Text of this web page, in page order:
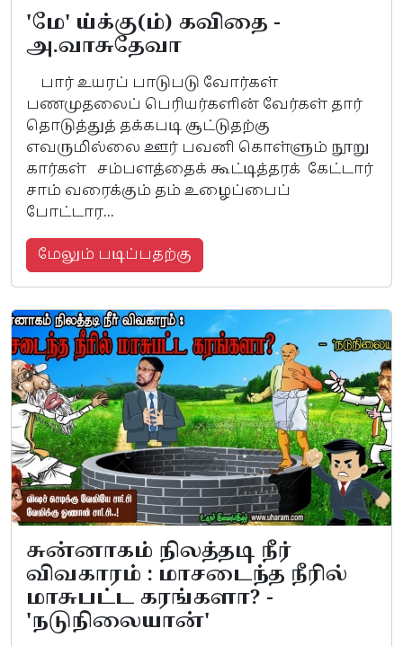
'மே' ய்க்கு(ம்) கவிதை -
அ.வாசுதேவா
பார் உயரப் பாடுபடு வோர்கள்
பணமுதலைப் பெரியர்களின் வேர்கள் தார்
தொடுத்துத் தக்கபடி சூட்டுதற்கு
எவருமில்லை ஊர் பவனி கொள்ளும் நூறு
கார்கள் சம்பளத்தைக் கூட்டித்தரக் கேட்டார்
சாம் வரைக்கும் தம் உழைப்பைப்
போட்டார...
மேலும் படிப்பதற்கு
சுன்னாகம் நிலத்தடி நீர்
விவகாரம் : மாசடைந்த நீரில்
மாசுபட்ட கரங்களா? -
'நடுநிலையான்'